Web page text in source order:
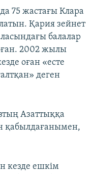
75 жастағы Клара
Қария зейнет
балалар
2002 жылы
оған «есте
деген
Азаттыққа
қабылдағанымен,
кезде ешкім